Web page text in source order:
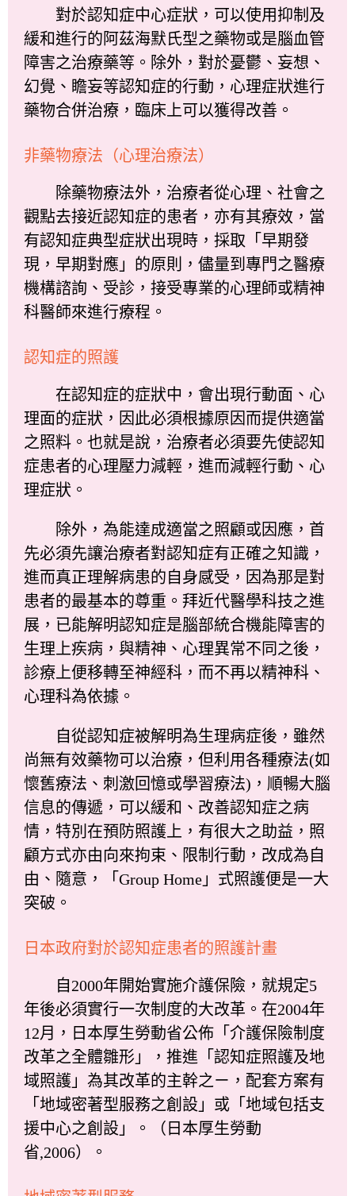
對於認知症中心症狀，可以使用抑制及
緩和進行的阿茲海默氏型之藥物或是腦血管
障害之治療藥等。除外，對於憂鬱、妄想、
幻覺、瞻妄等認知症的行動，心理症狀進行
藥物合併治療，臨床上可以獲得改善。
非藥物療法（心理治療法）
除藥物療法外，治療者從心理、社會之
觀點去接近認知症的患者，亦有其療效，當
有認知症典型症狀出現時，採取「早期發
現，早期對應」的原則，儘量到專門之醫療
機構諮詢、受診，接受專業的心理師或精神
科醫師來進行療程。
認知症的照護
在認知症的症狀中，會出現行動面、心
理面的症狀，因此必須根據原因而提供適當
之照料。也就是說，治療者必須要先使認知
症患者的心理壓力減輕，進而減輕行動、心
理症狀。
除外，為能達成適當之照顧或因應，首
先必須先讓治療者對認知症有正確之知識，
進而真正理解病患的自身感受，因為那是對
患者的最基本的尊重。拜近代醫學科技之進
展，已能解明認知症是腦部統合機能障害的
生理上疾病，與精神、心理異常不同之後，
診療上便移轉至神經科，而不再以精神科、
心理科為依據。
自從認知症被解明為生理病症後，雖然
尚無有效藥物可以治療，但利用各種療法(如
懷舊療法、刺激回憶或學習療法)，順暢大腦
信息的傳遞，可以緩和、改善認知症之病
情，特別在預防照護上，有很大之助益，照
顧方式亦由向來拘束、限制行動，改成為自
由、隨意，「Group Home」式照護便是一大
突破。
日本政府對於認知症患者的照護計畫
自2000年開始實施介護保險，就規定5
年後必須實行一次制度的大改革。在2004年
12月，日本厚生勞動省公佈「介護保險制度
改革之全體雛形」，推進「認知症照護及地
域照護」為其改革的主幹之ㄧ，配套方案有
「地域密著型服務之創設」或「地域包括支
援中心之創設」。（日本厚生勞動
省,2006）。